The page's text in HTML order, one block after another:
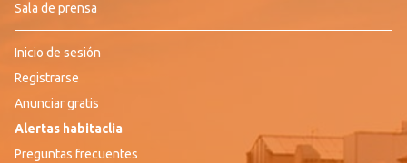
Sala de prensa
Inicio de sesión
Registrarse
Anunciar gratis
Alertas habitaclia
Preguntas frecuentes